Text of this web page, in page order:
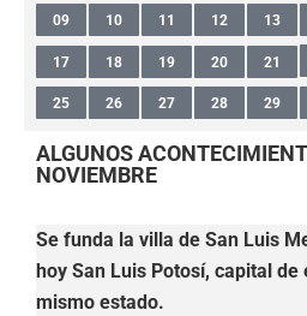
09 10 11 12 13
17 18 19 20 21
25 26 27 28 29
ALGUNOS
NOVIEMBRE
Se funda la villa de San Luis
hoy San Luis Potosí, capital de
mismo estado.